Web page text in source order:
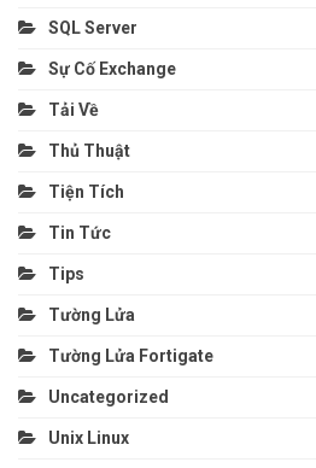
SQL Server
Sự Cố Exchange
Tải Về
Thủ Thuật
Tiện Tích
Tin Tức
Tips
Tường Lửa
Tường Lửa Fortigate
Uncategorized
Unix Linux